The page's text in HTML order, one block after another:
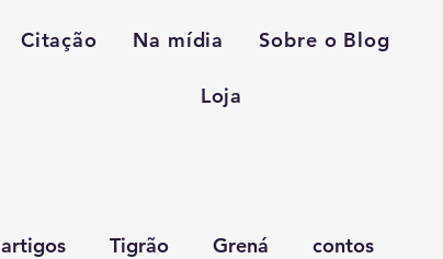
Citação Na mídia Sobre o Blog
Loja
artigos Tigrão Grená contos